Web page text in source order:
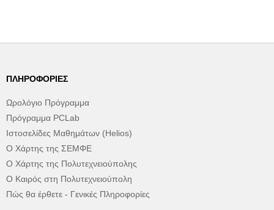
ΠΛΗΡΟΦΟΡΊΕΣ
Ωρολόγιο Πρόγραμμα
Πρόγραμμα PCLab
Ιστοσελίδες Μαθημάτων (Helios)
Ο Χάρτης της ΣΕΜΦΕ
Ο Χάρτης της Πολυτεχνειούπολης
Ο Καιρός στη Πολυτεχνειούπολη
Πώς θα έρθετε - Γενικές Πληροφορίες